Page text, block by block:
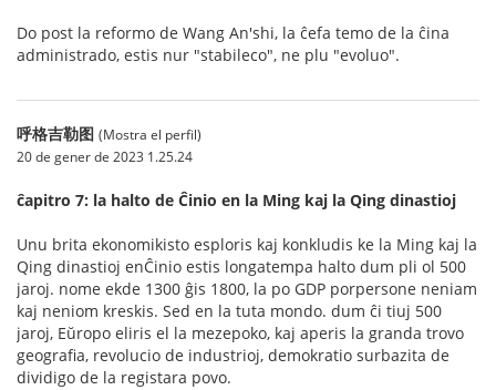
Do post la reformo de Wang An'shi, la ĉefa temo de la ĉina
administrado, estis nur "stabileco", ne plu "evoluo".
呼格吉勒图 (Mostra el perfil)
20 de gener de 2023 1.25.24
ĉapitro 7: la halto de Ĉinio en la Ming kaj la Qing dinastioj
Unu brita ekonomikisto esploris kaj konkludis ke la Ming kaj la
Qing dinastioj enĈinio estis longatempa halto dum pli ol 500
jaroj. nome ekde 1300 ĝis 1800, la po GDP porpersone neniam
kaj neniom kreskis. Sed en la tuta mondo. dum ĉi tiuj 500
jaroj, Eŭropo eliris el la mezepoko, kaj aperis la granda trovo
geografia, revolucio de industrioj, demokratio surbazita de
dividigo de la registara povo.